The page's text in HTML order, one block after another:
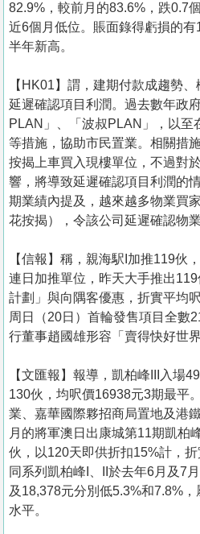
82.9%，較前月的83.6%，跌0.7
近6個月低位。賬面錄得虧損的
半年新高。
【HK01】謂，建期付款成趨勢
延遲確認項目利潤。過去數年政
PLAN」、「波叔PLAN」，以至
等措施，協助市民置業。相關措
按揭上車買入現樓單位，不過對
響，將導致延遲確認項目利潤的
期業績內提及，越來越多物業買
花按揭），令該公司延遲確認物
【信報】稱，親海駅I加推119伙
連日加推單位，昨天大手推出
計劃」與向隅客優惠，折實平均
周日（20日）首輪發售項目全數
行董事趙國雄形容「賣得快好世
【文匯報】報導，凱柏峰III入場
130伙，均呎價16938元3期最平
業、嘉華國際夥招商局置地及港
月的將軍澳日出康城第11期凱柏
伙，以120天即供折扣15%計，
同系列凱柏峰I、II於去年6月及7
及18,378元分別低5.3%和7.8%
水平。